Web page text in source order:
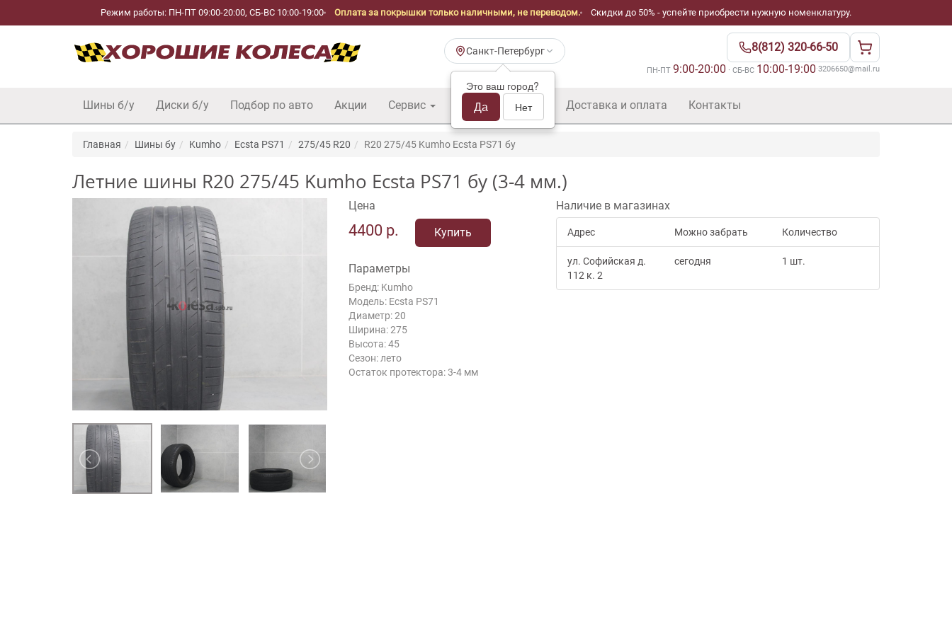
Режим работы: ПН-ПТ 09:00-20:00, СБ-ВС 10:00-19:00 Оплата за покрышки только наличными, не переводом. Скидки до 50% - успейте приобрести нужную номенклатуру.
Санкт-Петербург
Это ваш город?
Да Нет
8(812) 320-66-50
ПН-ПТ 9:00-20:00 · СБ-ВС 10:00-19:00·3206650@mail.ru
Шины б/у Диски б/у Подбор по авто Акции Сервис Шины б/у оптом Доставка и оплата Контакты
Главная Шины бу Kumho Ecsta PS71 275/45 R20 R20 275/45 Kumho Ecsta PS71 бу
Летние шины R20 275/45 Kumho Ecsta PS71 бу (3-4 мм.)
Цена
4400 р. Купить
Параметры
Бренд: Kumho
Модель: Ecsta PS71
Диаметр: 20
Ширина: 275
Высота: 45
Сезон: лето
Остаток протектора: 3-4 мм
Наличие в магазинах
Адрес Можно забрать Количество
ул. Софийская д.
112 к. 2
сегодня 1 шт.